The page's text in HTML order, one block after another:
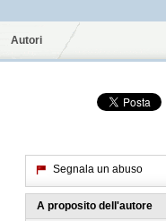
Autori
Segnala un abuso
A proposito dell'autore